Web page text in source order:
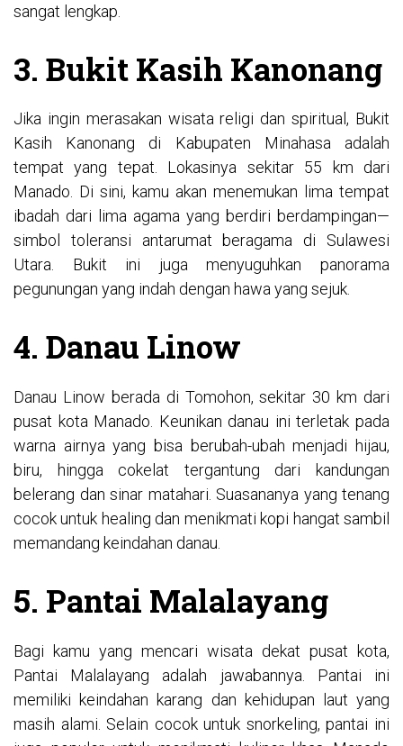
sangat lengkap.
3. Bukit Kasih Kanonang
Jika ingin merasakan wisata religi dan spiritual, Bukit
Kasih Kanonang di Kabupaten Minahasa adalah
tempat yang tepat. Lokasinya sekitar 55 km dari
Manado. Di sini, kamu akan menemukan lima tempat
ibadah dari lima agama yang berdiri berdampingan—
simbol toleransi antarumat beragama di Sulawesi
Utara. Bukit ini juga menyuguhkan panorama
pegunungan yang indah dengan hawa yang sejuk.
4. Danau Linow
Danau Linow berada di Tomohon, sekitar 30 km dari
pusat kota Manado. Keunikan danau ini terletak pada
warna airnya yang bisa berubah-ubah menjadi hijau,
biru, hingga cokelat tergantung dari kandungan
belerang dan sinar matahari. Suasananya yang tenang
cocok untuk healing dan menikmati kopi hangat sambil
memandang keindahan danau.
5. Pantai Malalayang
Bagi kamu yang mencari wisata dekat pusat kota,
Pantai Malalayang adalah jawabannya. Pantai ini
memiliki keindahan karang dan kehidupan laut yang
masih alami. Selain cocok untuk snorkeling, pantai ini